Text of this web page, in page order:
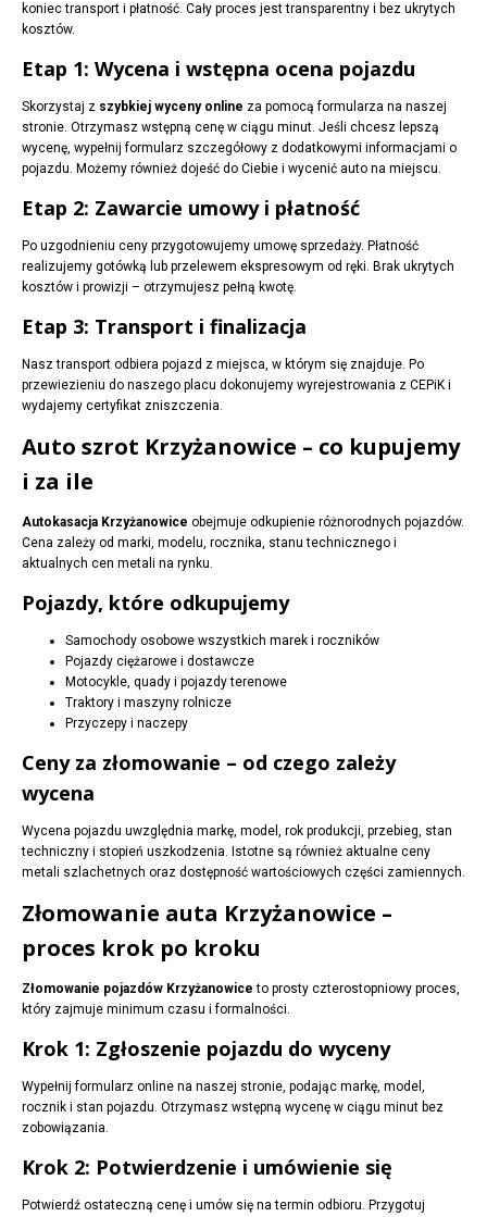
koniec transport i płatność. Cały proces jest transparentny i bez ukrytych
kosztów.
Etap 1: Wycena i wstępna ocena pojazdu
Skorzystaj z szybkiej wyceny online za pomocą formularza na naszej
stronie. Otrzymasz wstępną cenę w ciągu minut. Jeśli chcesz lepszą
wycenę, wypełnij formularz szczegółowy z dodatkowymi informacjami o
pojazdu. Możemy również dojeść do Ciebie i wycenić auto na miejscu.
Etap 2: Zawarcie umowy i płatność
Po uzgodnieniu ceny przygotowujemy umowę sprzedaży. Płatność
realizujemy gotówką lub przelewem ekspresowym od ręki. Brak ukrytych
kosztów i prowizji – otrzymujesz pełną kwotę.
Etap 3: Transport i finalizacja
Nasz transport odbiera pojazd z miejsca, w którym się znajduje. Po
przewiezieniu do naszego placu dokonujemy wyrejestrowania z CEPiK i
wydajemy certyfikat zniszczenia.
Auto szrot Krzyżanowice – co kupujemy
i za ile
Autokasacja Krzyżanowice obejmuje odkupienie różnorodnych pojazdów.
Cena zależy od marki, modelu, rocznika, stanu technicznego i
aktualnych cen metali na rynku.
Pojazdy, które odkupujemy
Samochody osobowe wszystkich marek i roczników
Pojazdy ciężarowe i dostawcze
Motocykle, quady i pojazdy terenowe
Traktory i maszyny rolnicze
Przyczepy i naczepy
Ceny za złomowanie – od czego zależy
wycena
Wycena pojazdu uwzględnia markę, model, rok produkcji, przebieg, stan
techniczny i stopień uszkodzenia. Istotne są również aktualne ceny
metali szlachetnych oraz dostępność wartościowych części zamiennych.
Złomowanie auta Krzyżanowice –
proces krok po kroku
Złomowanie pojazdów Krzyżanowice to prosty czterostopniowy proces,
który zajmuje minimum czasu i formalności.
Krok 1: Zgłoszenie pojazdu do wyceny
Wypełnij formularz online na naszej stronie, podając markę, model,
rocznik i stan pojazdu. Otrzymasz wstępną wycenę w ciągu minut bez
zobowiązania.
Krok 2: Potwierdzenie i umówienie się
Potwierdź ostateczną cenę i umów się na termin odbioru. Przygotuj